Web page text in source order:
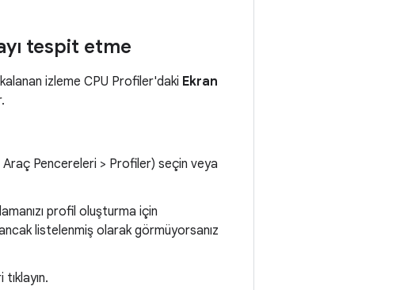
tespit etme
izleme CPU Profiler'daki Ekran
Araç Pencereleri > Profiler) seçin veya
profil oluşturma için
ancak listelenmiş olarak görmüyorsanız